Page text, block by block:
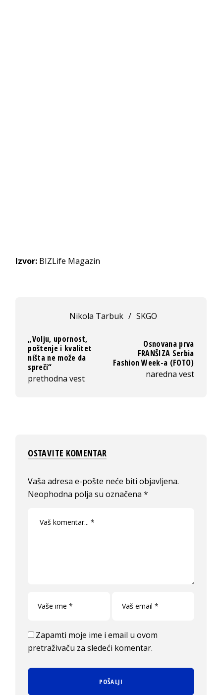
Izvor: BIZLife Magazin
Nikola Tarbuk / SKGO
„Volju, upornost,
poštenje i kvalitet
ništa ne može da
spreči“
prethodna vest
Osnovana prva
FRANŠIZA Serbia
Fashion Week-a (FOTO)
naredna vest
OSTAVITE KOMENTAR
Vaša adresa e-pošte neće biti objavljena.
Neophodna polja su označena*
Zapamti moje ime i email u ovom
pretraživaču za sledeći komentar.